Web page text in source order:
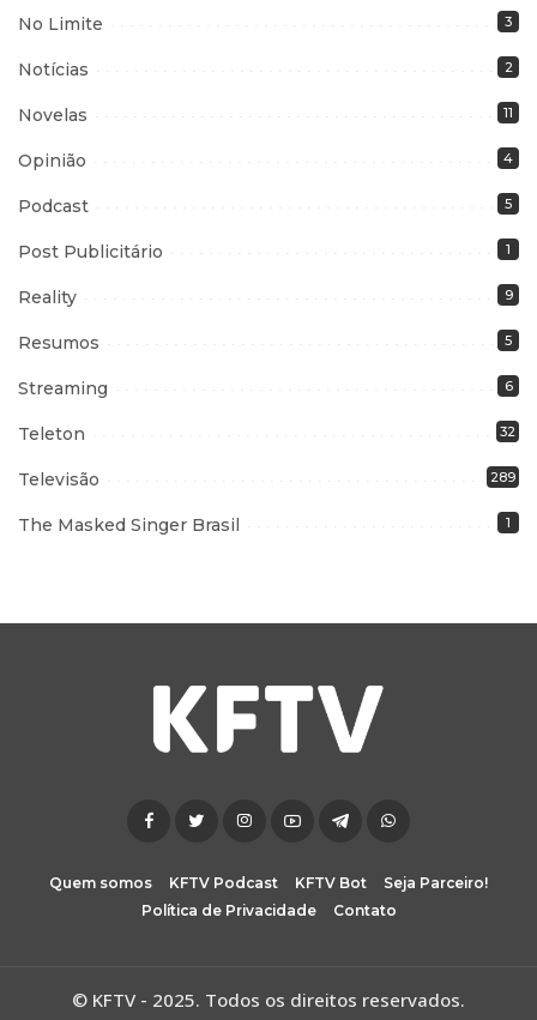
No Limite 3
Notícias 2
Novelas 11
Opinião 4
Podcast 5
Post Publicitário 1
Reality 9
Resumos 5
Streaming 6
Teleton 32
Televisão 289
The Masked Singer Brasil 1
Quem somos KFTV Podcast KFTV Bot
Seja Parceiro!
Política de Privacidade
Contato
© KFTV - 2025. Todos os direitos reservados.